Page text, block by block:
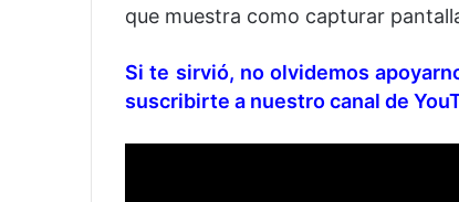
que muestra como capturar
Si te sirvió, no olvidemos
suscribirte a nuestro canal de